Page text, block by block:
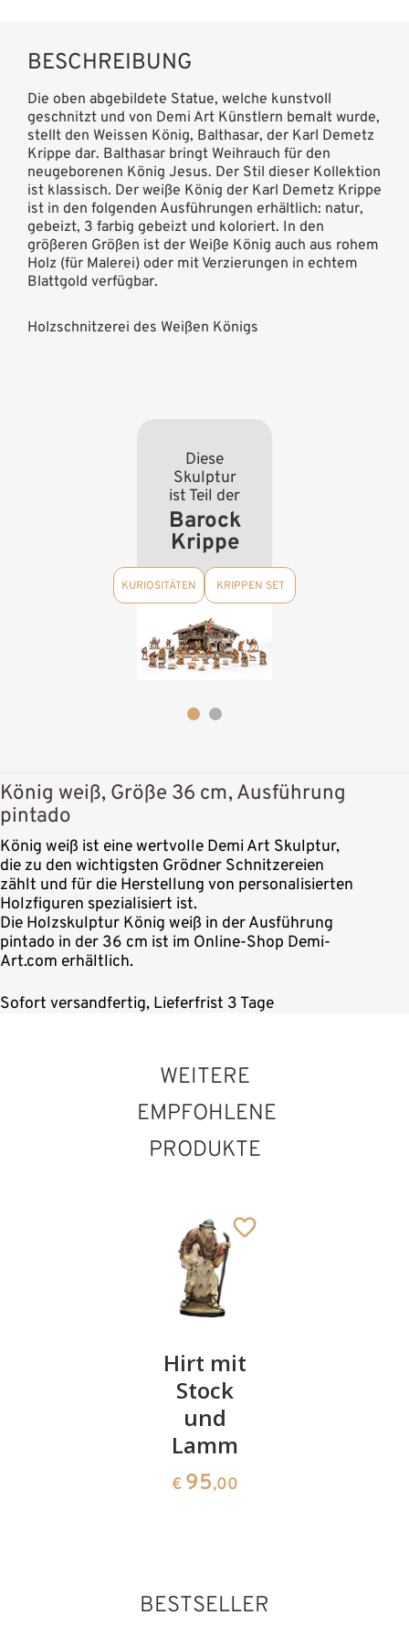
BESCHREIBUNG
Die oben abgebildete Statue, welche kunstvoll
geschnitzt und von Demi Art Künstlern bemalt wurde,
stellt den Weissen König, Balthasar, der Karl Demetz
Krippe dar. Balthasar bringt Weihrauch für den
neugeborenen König Jesus. Der Stil dieser Kollektion
ist klassisch. Der weiße König der Karl Demetz Krippe
ist in den folgenden Ausführungen erhältlich: natur,
gebeizt, 3 farbig gebeizt und koloriert. In den
größeren Größen ist der Weiße König auch aus rohem
Holz (für Malerei) oder mit Verzierungen in echtem
Blattgold verfügbar.
Holzschnitzerei des Weißen Königs
Diese
Skulptur
ist Teil der
Barock
Krippe
KURIOSITÄTEN KRIPPEN SET
König weiß, Größe 36 cm, Ausführung
pintado
König weiß ist eine wertvolle Demi Art Skulptur,
die zu den wichtigsten Grödner Schnitzereien
zählt und für die Herstellung von personalisierten
Holzfiguren spezialisiert ist.
Die Holzskulptur König weiß in der Ausführung
pintado in der 36 cm ist im Online-Shop Demi-
Art.com erhältlich.
Sofort versandfertig, Lieferfrist 3 Tage
WEITERE
EMPFOHLENE
PRODUKTE
Hirt mit
Stock
und
Lamm
€ 95,00
BESTSELLER